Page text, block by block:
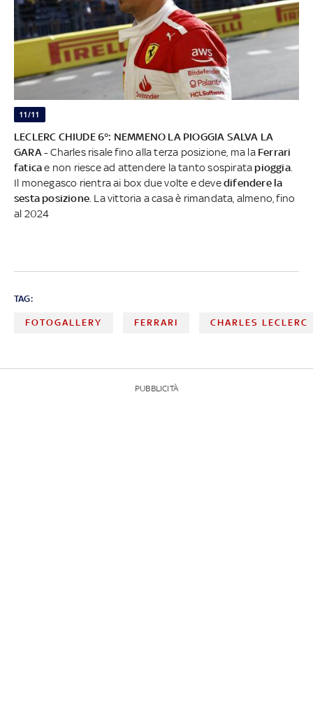
11/11
LECLERC CHIUDE 6°: NEMMENO LA PIOGGIA SALVA LA
GARA -Charles risale fino alla terza posizione, ma la Ferrari
faticae non riesce ad attendere la tanto sospirata pioggia.
Il monegasco rientra ai box due volte e devedifendere la
sesta posizione . La vittoria a casa è rimandata, almeno, fino
al 2024
TAG:
FOTOGALLERY FERRARI CHARLES LECLERC
PUBBLICITÀ